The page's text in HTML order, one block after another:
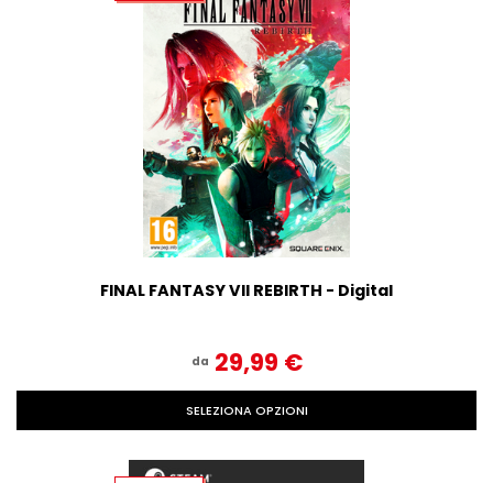
FINAL FANTASY VII REBIRTH - Digital
da 29,99‎ ‎€
SELEZIONA OPZIONI